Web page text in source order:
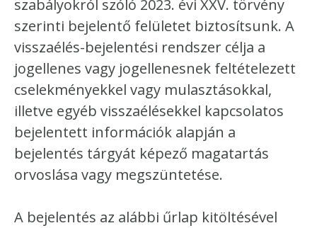
szabályokról szóló 2023. évi XXV. törvény
szerinti bejelentő felületet biztosítsunk. A
visszaélés-bejelentési rendszer célja a
jogellenes vagy jogellenesnek feltételezett
cselekményekkel vagy mulasztásokkal,
illetve egyéb visszaélésekkel kapcsolatos
bejelentett információk alapján a
bejelentés tárgyát képező magatartás
orvoslása vagy megszüntetése.
A bejelentés az alábbi űrlap kitöltésével